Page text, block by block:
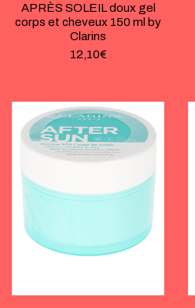
APRÈS SOLEIL doux gel
corps et cheveux 150 ml by
Clarins
12,10€